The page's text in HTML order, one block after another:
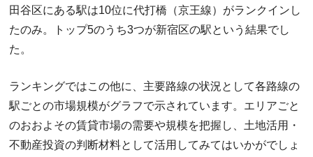
田谷区にある駅は10位に代打橋（京王線）がランクインし
たのみ。トップ5のうち3つが新宿区の駅という結果でし
た。
ランキングではこの他に、主要路線の状況として各路線の
駅ごとの市場規模がグラフで示されています。エリアごと
のおおよその賃貸市場の需要や規模を把握し、土地活用・
不動産投資の判断材料として活用してみてはいかがでしょ